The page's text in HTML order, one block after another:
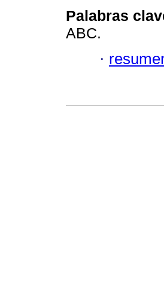
Palabras
ABC.
·